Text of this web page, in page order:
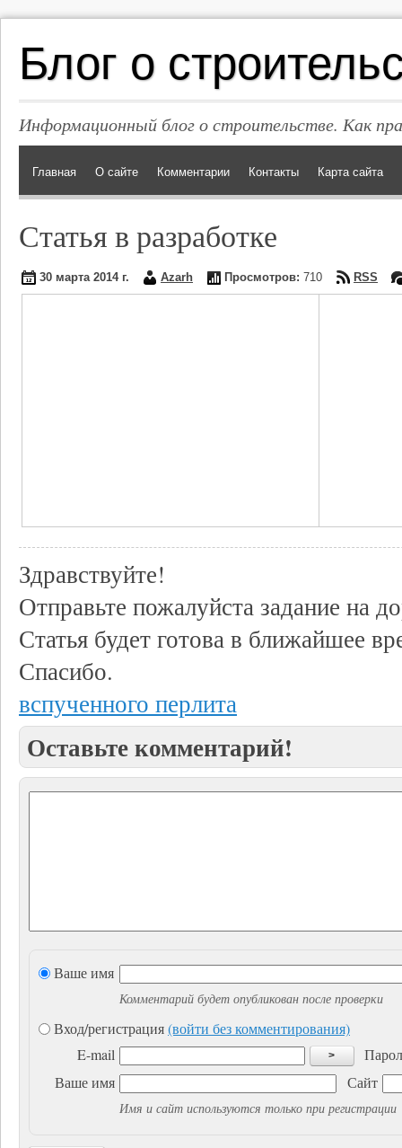
Блог о
Информационный блог о строительстве. Как
Главная О сайте Комментарии Контакты Карта сайта
Статья в разработке
30 марта 2014 г. Azarh Просмотров: 710 RSS
Здравствуйте!
Отправьте пожалуйста задание на
Статья будет готова в ближайшее
Спасибо.
вспученного перлита
Оставьте комментарий!
Ваше имя
Комментарий будет опубликован после проверки
Вход/регистрация(войти без комментирования)
E-mail
>
Ваше имя
Сайт
Имя и сайт используются только при регистрации